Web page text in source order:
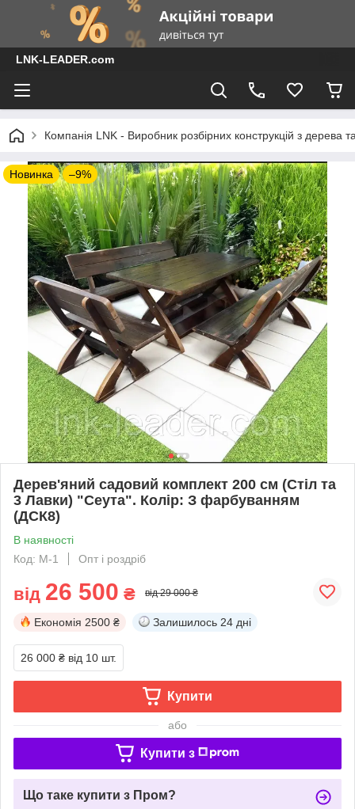
LNK-LEADER.com
Компанія LNK - Виробник розбірних конструкцій з дерева
Новинка –9%
Дерев'яний садовий комплект 200 см (Стіл та
3 Лавки) "Сеута". Колір: З фарбуванням
(ДСК8)
В наявності
Код: M-1
Опт і роздріб
від 26 500 ₴ від 29 000 ₴
Економія 2500 ₴ Залишилось 24 дні
26 000 ₴ від 10 шт.
Купити
або
Купити з
Що таке купити з Пром?